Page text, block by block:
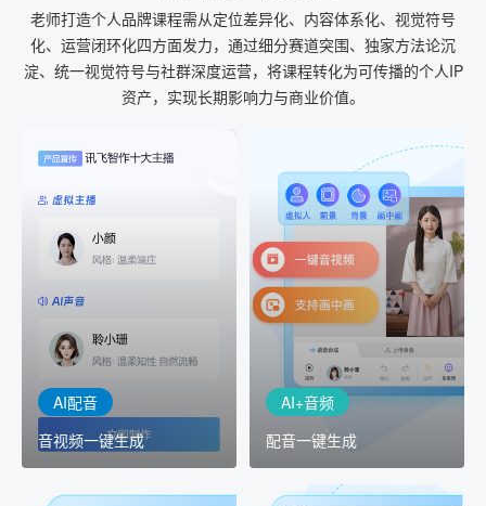
老师打造个人品牌课程需从定位差异化、内容体系化、视觉符号
化、运营闭环化四方面发力，通过细分赛道突围、独家方法论沉
淀、统一视觉符号与社群深度运营，将课程转化为可传播的个人IP
资产，实现长期影响力与商业价值。
AI配音
音视频一键生成
AI配音
音视频一键生成
室"中输入文本或录音，一
出
AI+音频
配音一键生成
AI+音频
配音一键生成
AI+音频：基于全球领先的
TTS能力打造的AI音频制作
工具，输入文本、选择发
音人即可一键生成专业音